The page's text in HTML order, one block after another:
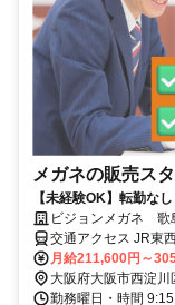
メガネの販売ス
【未経験OK】転勤な
｜国家資格手当充実・
ビジョンメガネ 歌
交通アクセス JR東
月給211,600円～
大阪府大阪市西淀川
勤務曜日・時間